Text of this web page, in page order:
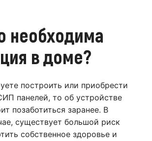
необходима
в доме?
построить или приобрести
панелей, то об устройстве
позаботиться заранее. В
существует большой риск
собственное здоровье и